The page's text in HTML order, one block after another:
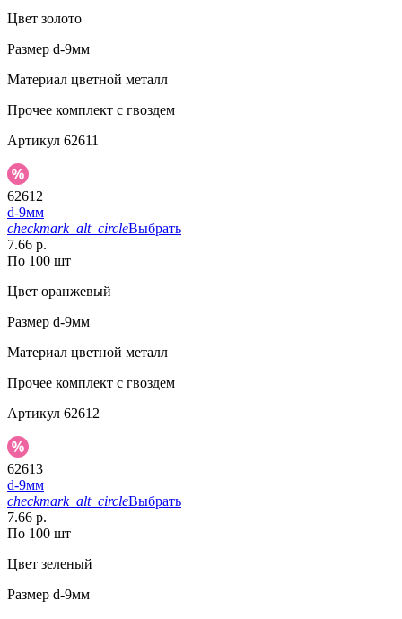
Цвет золото
Размер d-9мм
Материал цветной металл
Прочее комплект с гвоздем
Артикул 62611
62612
d-9мм
checkmark_alt_circleВыбрать
7.66 р.
По 100 шт
Цвет оранжевый
Размер d-9мм
Материал цветной металл
Прочее комплект с гвоздем
Артикул 62612
62613
d-9мм
checkmark_alt_circleВыбрать
7.66 р.
По 100 шт
Цвет зеленый
Размер d-9мм